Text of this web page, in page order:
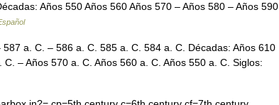
Años 550 Años 560 Años 570 – Años 580 – Años 590
a. C. – 586 a. C. 585 a. C. 584 a. C. Décadas: Años 610
– Años 570 a. C. Años 560 a. C. Años 550 a. C. Siglos: